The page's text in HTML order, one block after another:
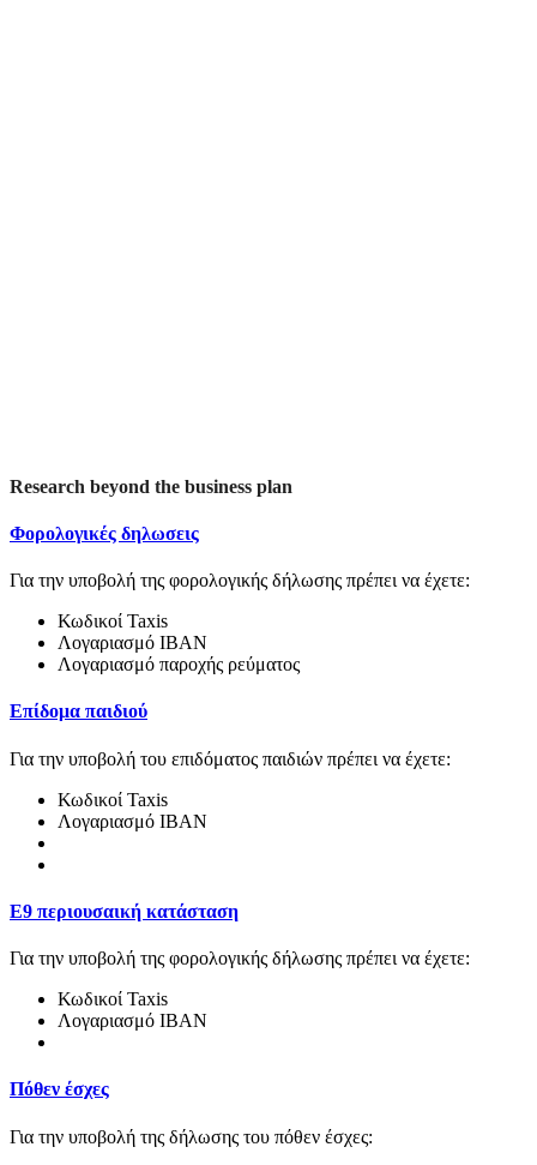
Research beyond the business plan
Φορολογικές δηλωσεις
Για την υποβολή της φορολογικής δήλωσης πρέπει να έχετε:
Κωδικοί Taxis
Λoγαριασμό IBAN
Λογαριασμό παροχής ρεύματος
Επίδομα παιδιού
Για την υποβολή του επιδόματος παιδιών πρέπει να έχετε:
Κωδικοί Taxis
Λoγαριασμό IBAN
Ε9 περιουσαική κατάσταση
Για την υποβολή της φορολογικής δήλωσης πρέπει να έχετε:
Κωδικοί Taxis
Λoγαριασμό IBAN
Πόθεν έσχες
Για την υποβολή της δήλωσης του πόθεν έσχες: